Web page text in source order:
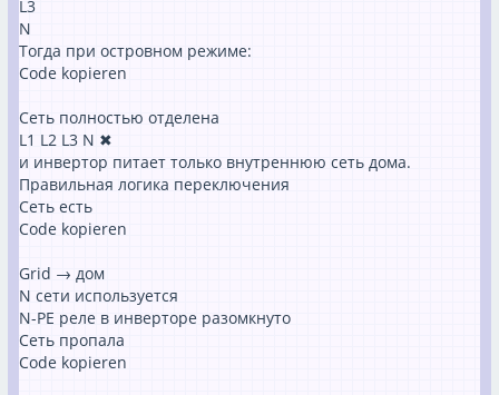
L3
N
Тогда при островном режиме:
Code kopieren
Сеть полностью отделена
L1 L2 L3 N ✖
и инвертор питает только внутреннюю сеть дома.
Правильная логика переключения
Сеть есть
Code kopieren
Grid → дом
N сети используется
N-PE реле в инверторе разомкнуто
Сеть пропала
Code kopieren